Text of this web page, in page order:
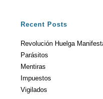
Recent Posts
Revolución Huelga
Parásitos
Mentiras
Impuestos
Vigilados